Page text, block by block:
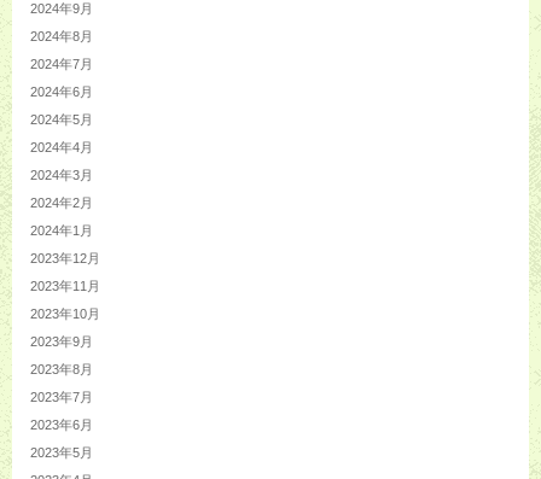
2024年9月
2024年8月
2024年7月
2024年6月
2024年5月
2024年4月
2024年3月
2024年2月
2024年1月
2023年12月
2023年11月
2023年10月
2023年9月
2023年8月
2023年7月
2023年6月
2023年5月